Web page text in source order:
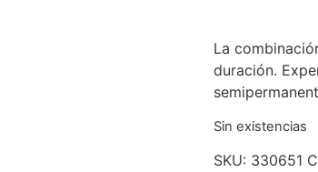
La
duración.
Sin existencias
SKU: 330651